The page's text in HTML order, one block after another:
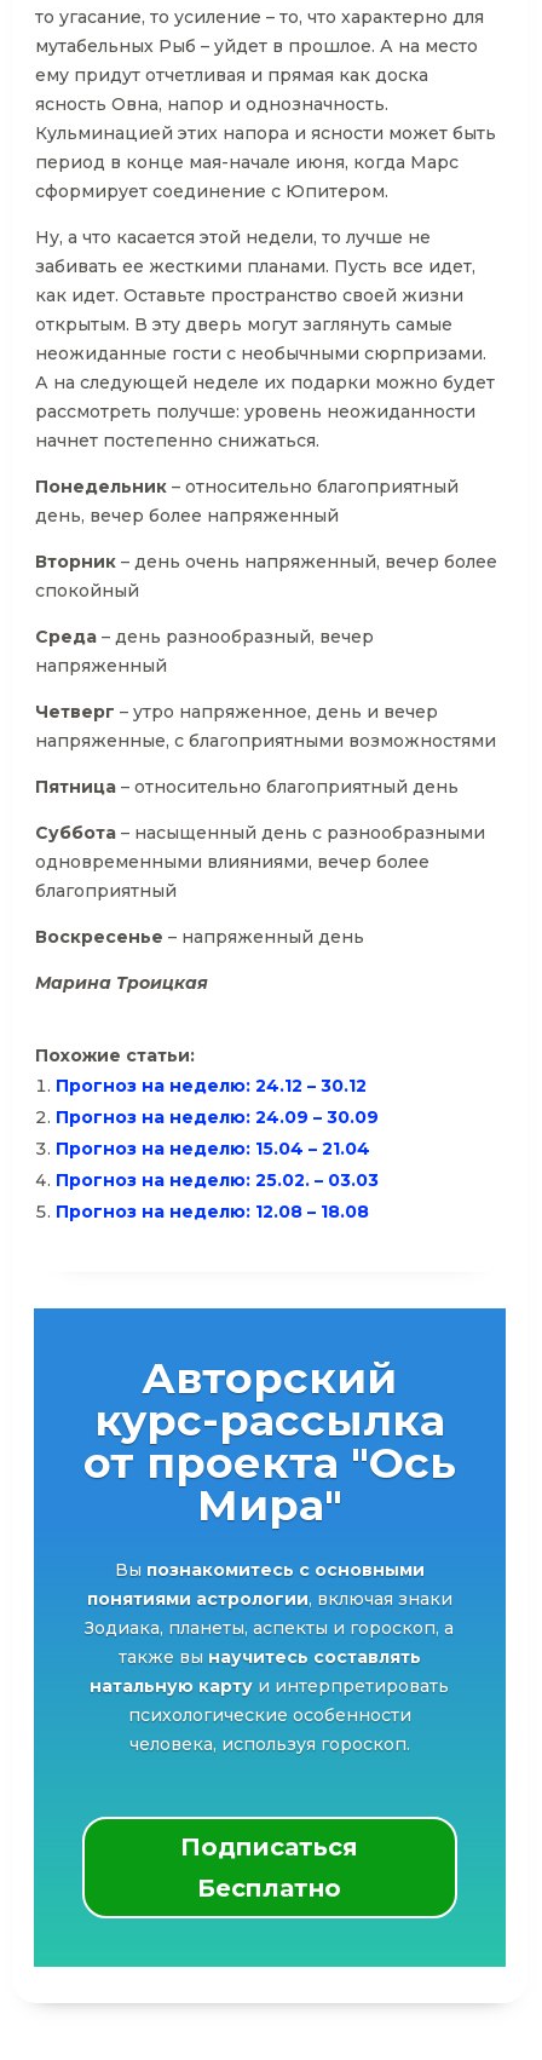
то угасание, то усиление – то, что характерно для
мутабельных Рыб – уйдет в прошлое. А на место
ему придут отчетливая и прямая как доска
ясность Овна, напор и однозначность.
Кульминацией этих напора и ясности может быть
период в конце мая-начале июня, когда Марс
сформирует соединение с Юпитером.
Ну, а что касается этой недели, то лучше не
забивать ее жесткими планами. Пусть все идет,
как идет. Оставьте пространство своей жизни
открытым. В эту дверь могут заглянуть самые
неожиданные гости с необычными сюрпризами.
А на следующей неделе их подарки можно будет
рассмотреть получше: уровень неожиданности
начнет постепенно снижаться.
Понедельник – относительно благоприятный
день, вечер более напряженный
Вторник – день очень напряженный, вечер более
спокойный
Среда – день разнообразный, вечер
напряженный
Четверг – утро напряженное, день и вечер
напряженные, с благоприятными возможностями
Пятница – относительно благоприятный день
Суббота – насыщенный день с разнообразными
одновременными влияниями, вечер более
благоприятный
Воскресенье – напряженный день
Марина Троицкая
Похожие статьи:
Прогноз на неделю: 24.12 – 30.12
Прогноз на неделю: 24.09 – 30.09
Прогноз на неделю: 15.04 – 21.04
Прогноз на неделю: 25.02. – 03.03
Прогноз на неделю: 12.08 – 18.08
Авторский
курс-рассылка
от проекта "Ось
Мира"
Вы познакомитесь с основными
понятиями астрологии, включая знаки
Зодиака, планеты, аспекты и гороскоп, а
также вы научитесь составлять
натальную карту и интерпретировать
психологические особенности
человека, используя гороскоп.
Подписаться
Бесплатно